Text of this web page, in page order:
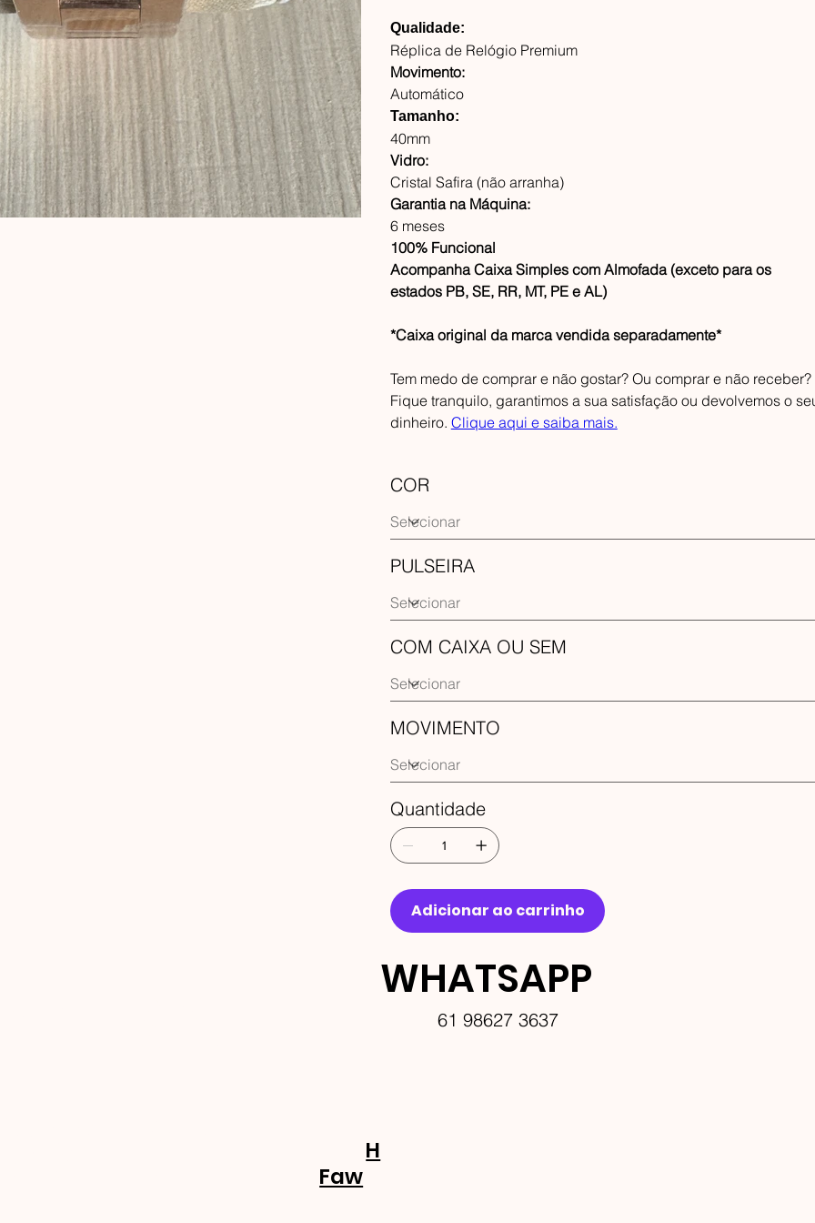
Qualidade:
Réplica de Relógio Premium
Movimento:
Automático
Tamanho:
40mm
Vidro:
Cristal Safira (não arranha)
Garantia na Máquina:
6 meses
100% Funcional
Acompanha Caixa Simples com Almofada (exceto para os
estados PB, SE, RR, MT, PE e AL)
*Caixa original da marca vendida separadamente*
Tem medo de comprar e não gostar? Ou comprar e não receber?
Fique tranquilo, garantimos a sua satisfação ou devolvemos o
dinheiro. Clique aqui e saiba mais.
COR
PULSEIRA
COM CAIXA OU SEM
MOVIMENTO
Quantidade
Adicionar ao carrinho
WHATSAPP
61 98627 3637
Faw
H